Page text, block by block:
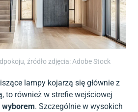
źródło zdjęcia: Adobe Stock
lampy kojarzą się głównie z
to również w strefie wejściowej
. Szczególnie w wysokich